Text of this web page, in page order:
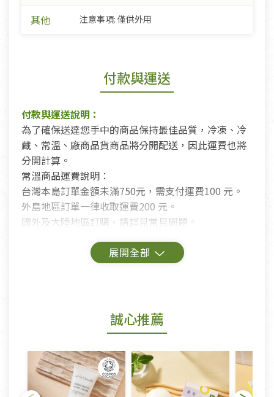
其他 注意事項: 僅供外用
付款與運送
付款與運送說明：
為了確保送達您手中的商品保持最佳品質，冷凍、冷
藏、常溫、廠商品貨商品將分開配送，因此運費也將
分開計算。
常溫商品運費說明：
台灣本島訂單金額未滿750元，需支付運費100 元。
外島地區訂單一律收取運費200 元。
國外及大陸地區訂購，請詳見常見問題。
鑑賞期商品說明：
若您購買的商品有下列「不適用七天鑑賞期商品」情
形者，除商品瑕疵以外，恕不接受退換貨.
依消保法之規定提供該商品七天免費鑑賞期(含例假
日)的服務，原則上若商品未經使用或被汙損(除商品
瑕疵)，一般皆可申請退換貨。
誠心推薦